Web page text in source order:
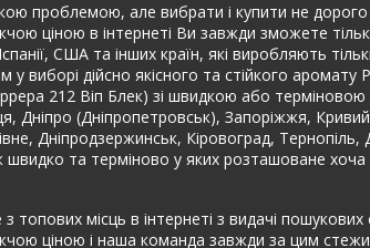
проблемою, але вибрати і купити не дорого
ціною в інтернеті Ви завжди зможете
США та інших країн, які виробляють
дійсно якісного та стійкого
212 Віп Блек) зі швидкою або
Дніпро (Дніпропетровськ), Запоріжжя,
Дніпродзержинськ, Кіровоград,
та терміново у яких розташоване
топових місць в інтернеті з видачі
ціною і наша команда завжди за цим